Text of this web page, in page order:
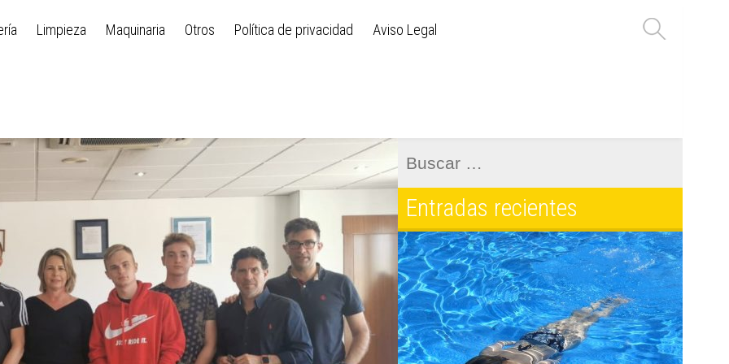
Limpieza Maquinaria Otros Política de privacidad Aviso Legal
Entradas recientes